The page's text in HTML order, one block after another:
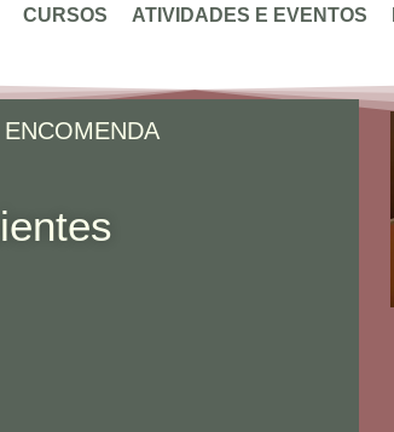
CURSOS ATIVIDADES E EVENTOS